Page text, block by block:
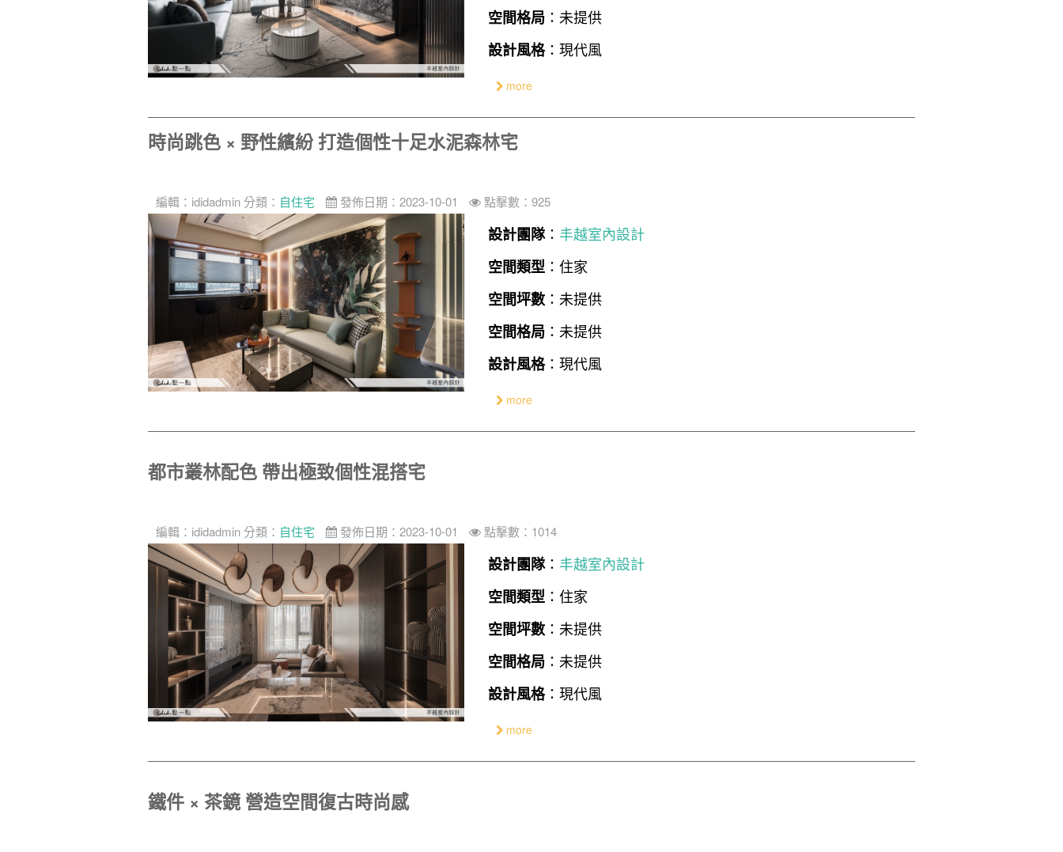
空間格局 ：未提供
設計風格：現代風
more
時尚跳色 × 野性繽紛 打造個性十足水泥森林宅
編輯： ididadmin 分類： 自住宅 發佈日期：2023-10-01 點擊數：925
設計團隊： 丰越室內設計
空間類型 ：住家
空間坪數 ：未提供
空間格局 ：未提供
設計風格：現代風
more
都市叢林配色 帶出極致個性混搭宅
編輯： ididadmin 分類： 自住宅 發佈日期：2023-10-01 點擊數：1014
設計團隊： 丰越室內設計
空間類型 ：住家
空間坪數 ：未提供
空間格局 ：未提供
設計風格：現代風
more
鐵件 × 茶鏡 營造空間復古時尚感